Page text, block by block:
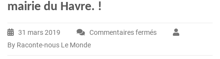
mairie du Havre. !
31 mars 2019 Commentaires ferméssur
By Raconte-nous Le Monde